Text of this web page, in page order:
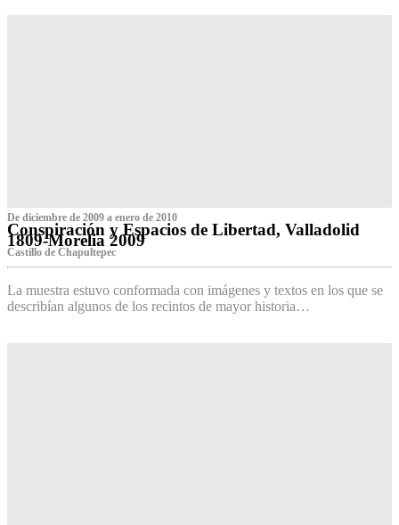
De diciembre de 2009 a enero de 2010
Conspiración y Espacios de Libertad, Valladolid
1809-Morelia 2009
Castillo de Chapultepec
La muestra estuvo conformada con imágenes y textos en los que se
describían algunos de los recintos de mayor historia…